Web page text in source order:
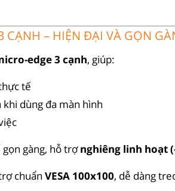
CẠNH – HIỆN ĐẠI VÀ GỌN
edge 3 cạnh, giúp:
tế
khi dùng đa màn hình
gàng, hỗ trợnghiêng linh hoạt
chuẩn VESA 100x100, dễ dàng